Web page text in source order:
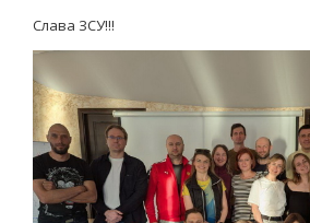
Слава ЗСУ!!!